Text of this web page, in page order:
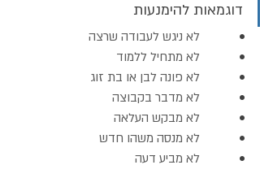
דוגמאות להימנעות
• לא ניגש לעבודה שרצה
• לא מתחיל ללמוד
• לא פונה לבן או בת זוג
• לא מדבר בקבוצה
• לא מבקש העלאה
• לא מנסה משהו חדש
• לא מביע דעה